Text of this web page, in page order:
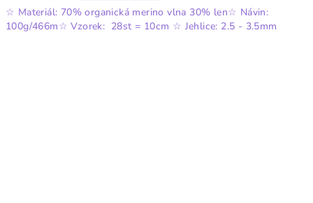
☆ Materiál: 70% organická merino vlna 30% len☆ Návin:
100g/466m☆ Vzorek: 28st = 10cm ☆ Jehlice: 2.5 - 3.5mm